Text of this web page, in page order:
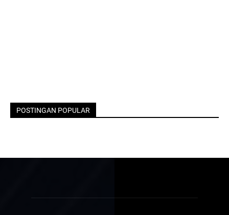
POSTINGAN POPULAR